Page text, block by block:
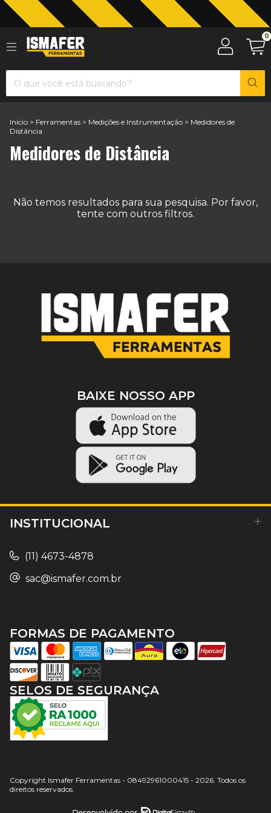
Jardinagem com The Black Tools
0
Início > Ferramentas > Medições e Instrumentação > Medidores de
Distância
Medidores de Distância
Não temos resultados para sua pesquisa. Por favor,
tente com outros filtros.
INSTITUCIONAL
(11) 4673-4878
sac@ismafer.com.br
BAIXE NOSSO APP
SELOS DE SEGURANÇA
FORMAS DE PAGAMENTO
Copyright Ismafer Ferramentas - 08492961000415 - 2026. Todos os
direitos reservados.